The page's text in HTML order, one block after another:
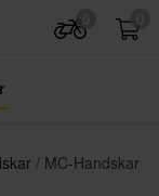
MC-Handskar